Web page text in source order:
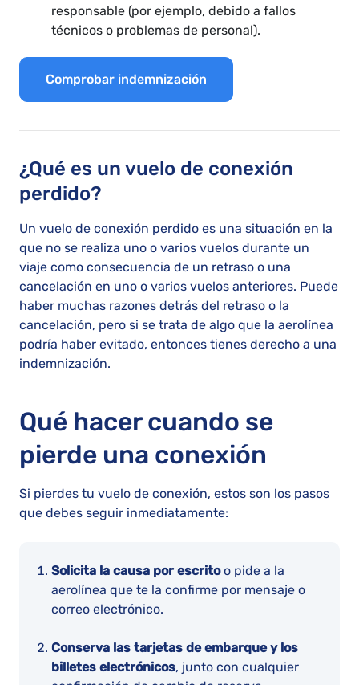
responsable (por ejemplo, debido a fallos
técnicos o problemas de personal).
Comprobar indemnización
¿Qué es un vuelo de conexión
perdido?
Un vuelo de conexión perdido es una situación en la
que no se realiza uno o varios vuelos durante un
viaje como consecuencia de un retraso o una
cancelación en uno o varios vuelos anteriores. Puede
haber muchas razones detrás del retraso o la
cancelación, pero si se trata de algo que la aerolínea
podría haber evitado, entonces tienes derecho a una
indemnización.
Qué hacer cuando se
pierde una conexión
Si pierdes tu vuelo de conexión, estos son los pasos
que debes seguir inmediatamente:
Solicita la causa por escritoo pide a la
aerolínea que te la confirme por mensaje o
correo electrónico.
Conserva las tarjetas de embarque y los
billetes electrónicos, junto con cualquier